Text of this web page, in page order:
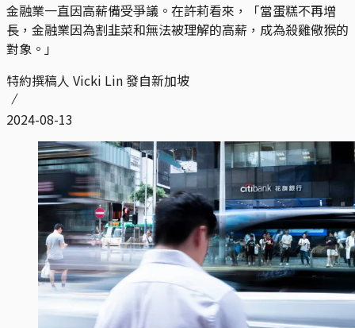
金融業一直因高薪備受爭議。在許莉看來，「當蛋糕不再增
長，金融業因為割韭菜和無法被理解的高薪，成為殺雞儆猴的
對象。」
特約撰稿人 Vicki Lin 發自新加坡
2024-08-13